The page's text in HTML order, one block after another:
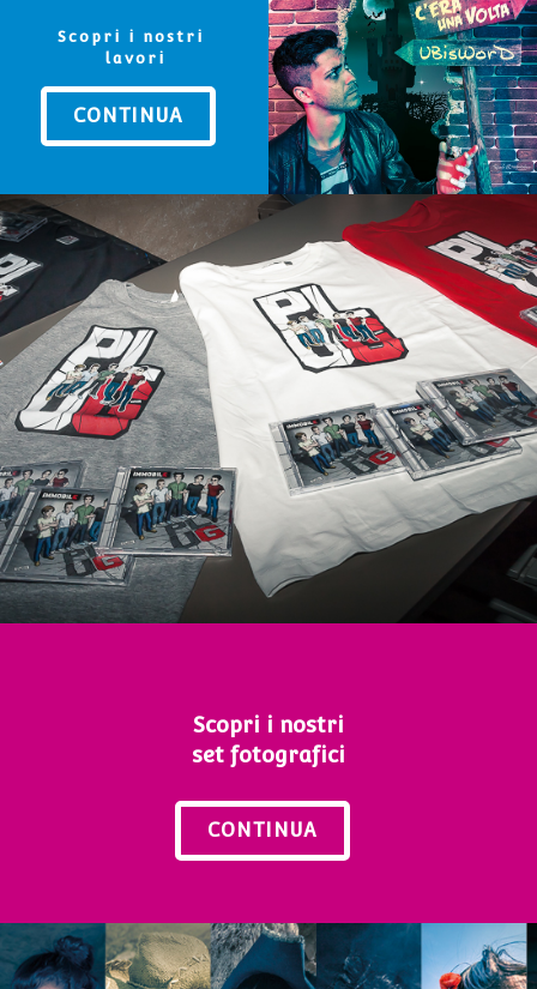
Scopri i nostri
lavori
CONTINUA
Scopri i nostri
set fotografici
CONTINUA